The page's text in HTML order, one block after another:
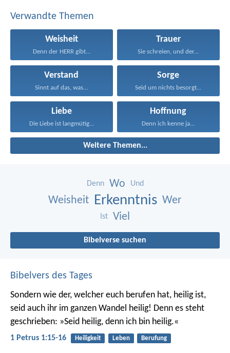
Verwandte Themen
Weisheit
Denn der HERR gibt...
Trauer
Sie schreien, und der...
Verstand
Sinnt auf das, was...
Sorge
Seid um nichts besorgt...
Liebe
Die Liebe ist langmütig...
Hoffnung
Denn ich kenne ja...
Weitere Themen...
Denn Wo Und
Weisheit Erkenntnis Wer
Ist Viel
Bibelverse suchen
Bibelvers des Tages
Sondern wie der, welcher euch berufen hat, heilig ist,
seid auch ihr im ganzen Wandel heilig! Denn es steht
geschrieben: »Seid heilig, denn ich bin heilig.«
1 Petrus 1:15-16 Heiligkeit Leben Berufung